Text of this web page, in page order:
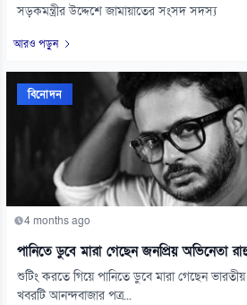
সড়কমন্ত্রীর উদ্দেশে জামায়াতের সংসদ সদস্য
আরও পড়ুন
বিনোদন
4 months ago
পানিতে ডুবে মারা গেছেন জনপ্রিয় অভিনেতা
শুটিং করতে গিয়ে পানিতে ডুবে মারা গেছেন
খবরটি আনন্দবাজার পত্র...